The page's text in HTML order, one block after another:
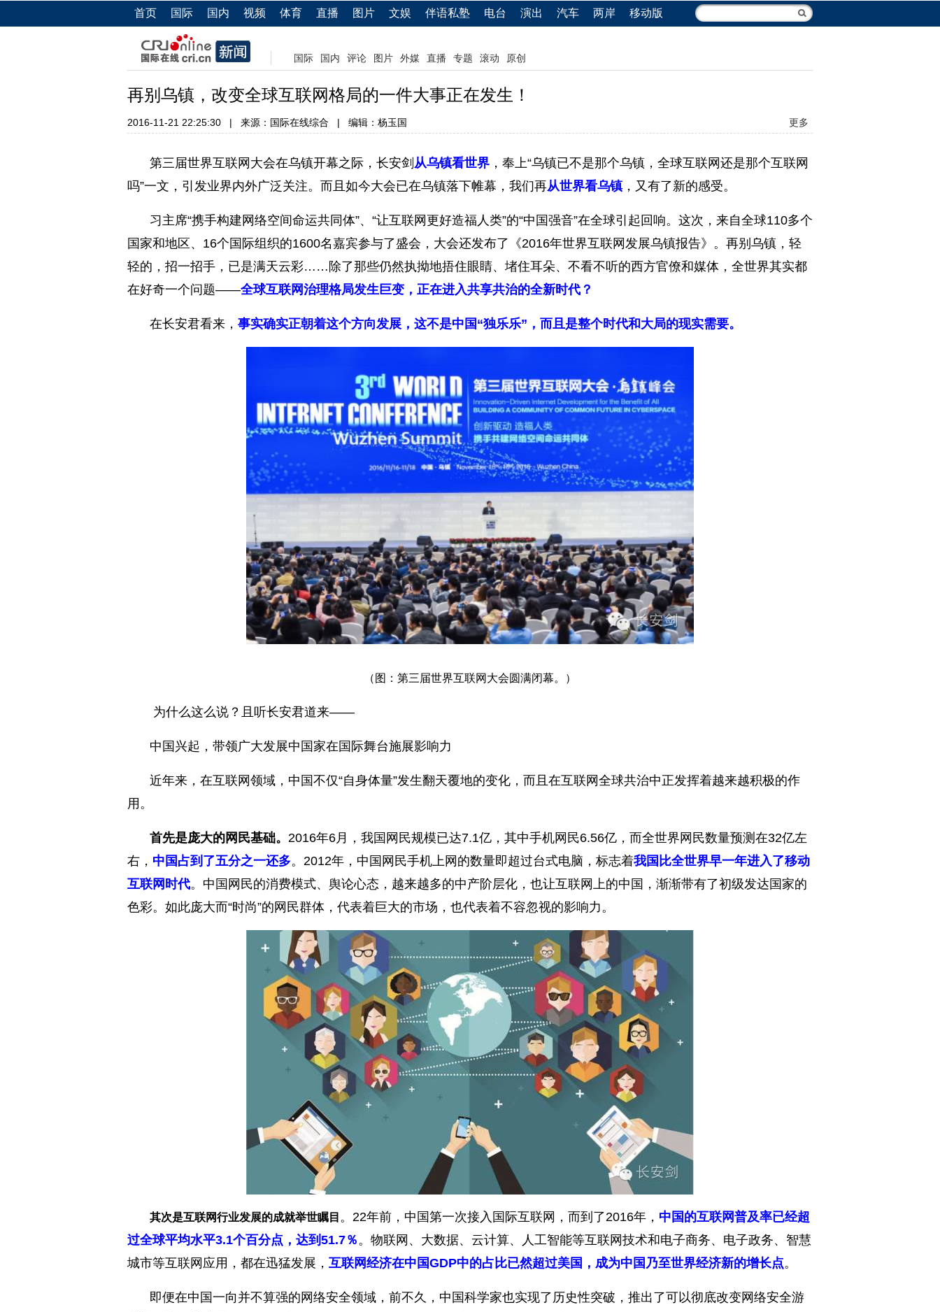
首页 国际 国内 视频 体育 直播 图片 文娱 伴语私塾 电台 演出 汽车 两岸 移动版
国际 国内 评论 图片 外媒 直播 专题 滚动 原创
再别乌镇，改变全球互联网格局的一件大事正在发生！
2016-11-21 22:25:30 | 来源：国际在线综合 | 编辑：杨玉国 更多
第三届世界互联网大会在乌镇开幕之际，长安剑 从乌镇看世界 ，奉上“乌镇已不是那个乌镇，全球互联网还是那个互联网
吗”一文，引发业界内外广泛关注。而且如今大会已在乌镇落下帷幕，我们再从世界看乌镇，又有了新的感受。
习主席“携手构建网络空间命运共同体”、“让互联网更好造福人类”的“中国强音”在全球引起回响。这次，来自全球110多个
国家和地区、16个国际组织的1600名嘉宾参与了盛会，大会还发布了《2016年世界互联网发展乌镇报告》。再别乌镇，轻
轻的，招一招手，已是满天云彩……除了那些仍然执拗地捂住眼睛、堵住耳朵、不看不听的西方官僚和媒体，全世界其实都
在好奇一个问题——全球互联网治理格局发生巨变，正在进入共享共治的全新时代？
在长安君看来， 事实确实正朝着这个方向发展，这不是中国“独乐乐”，而且是整个时代和大局的现实需要。
（图：第三届世界互联网大会圆满闭幕。）
为什么这么说？且听长安君道来——
中国兴起，带领广大发展中国家在国际舞台施展影响力
近年来，在互联网领域，中国不仅“自身体量”发生翻天覆地的变化，而且在互联网全球共治中正发挥着越来越积极的作
用。
首先是庞大的网民基础。 2016年6月，我国网民规模已达7.1亿，其中手机网民6.56亿，而全世界网民数量预测在32亿左
右， 中国占到了五分之一还多。2012年，中国网民手机上网的数量即超过台式电脑，标志着我国比全世界早一年进入了移动
互联网时代。中国网民的消费模式、舆论心态，越来越多的中产阶层化，也让互联网上的中国，渐渐带有了初级发达国家的
色彩。如此庞大而“时尚”的网民群体，代表着巨大的市场，也代表着不容忽视的影响力。
其次是互联网行业发展的成就举世瞩目 。22年前，中国第一次接入国际互联网，而到了2016年， 中国的互联网普及率已经超
过全球平均水平3.1个百分点，达到51.7％。物联网、大数据、云计算、人工智能等互联网技术和电子商务、电子政务、智慧
城市等互联网应用，都在迅猛发展， 互联网经济在中国GDP中的占比已然超过美国，成为中国乃至世界经济新的增长点。
即便在中国一向并不算强的网络安全领域，前不久，中国科学家也实现了历史性突破，推出了可以彻底改变网络安全游